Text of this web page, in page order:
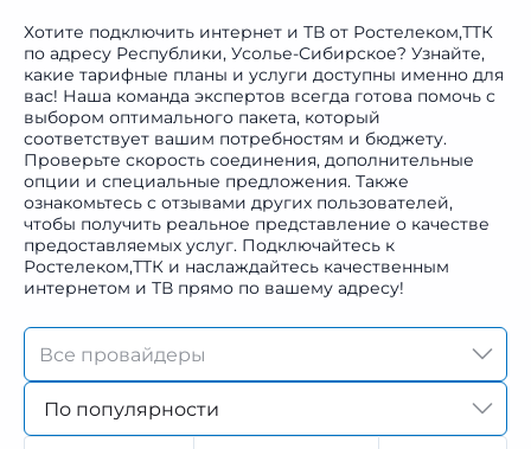
Хотите подключить интернет и ТВ от Ростелеком,ТТК
по адресу Республики, Усолье-Сибирское? Узнайте,
какие тарифные планы и услуги доступны именно для
вас! Наша команда экспертов всегда готова помочь с
выбором оптимального пакета, который
соответствует вашим потребностям и бюджету.
Проверьте скорость соединения, дополнительные
опции и специальные предложения. Также
ознакомьтесь с отзывами других пользователей,
чтобы получить реальное представление о качестве
предоставляемых услуг. Подключайтесь к
Ростелеком,ТТК и наслаждайтесь качественным
интернетом и ТВ прямо по вашему адресу!
По популярности